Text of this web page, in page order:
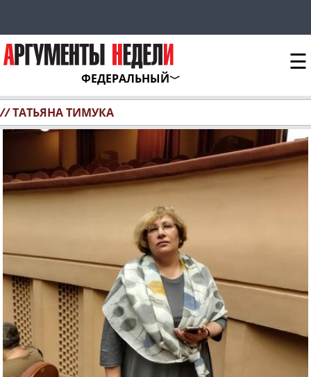
ФЕДЕРАЛЬНЫЙ
☰
//ТАТЬЯНА ТИМУКА